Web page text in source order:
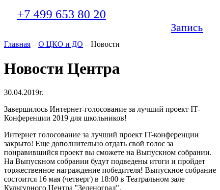
+7 499 653 80 20
Запись
Главная – О ЦКО и ДО – Новости
Новости Центра
30.04.2019г.
Завершилось Интернет-голосование за лучший проект IT-
Конференции 2019 для школьников!
Интернет голосование за лучший проект IT-конференции
закрыто! Еще дополнительно отдать свой голос за
понравившийся проект вы сможете на Выпускном собрании.
На Выпускном собрании будут подведены итоги и пройдет
торжественное награждение победителя! Выпускное собрание
состоится 16 мая (четверг) в 18:00 в Театральном зале
Культурного Центра "Зеленоград".